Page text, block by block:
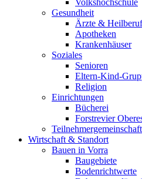
Volkshochschule
Gesundheit
Ärzte &
Apotheken
Krankenhäuser
Soziales
Senioren
Eltern-Kind-
Religion
Einrichtungen
Bücherei
Forstrevier
Wirtschaft & Standort
Bauen in Vorra
Baugebiete
Bodenrichtwerte